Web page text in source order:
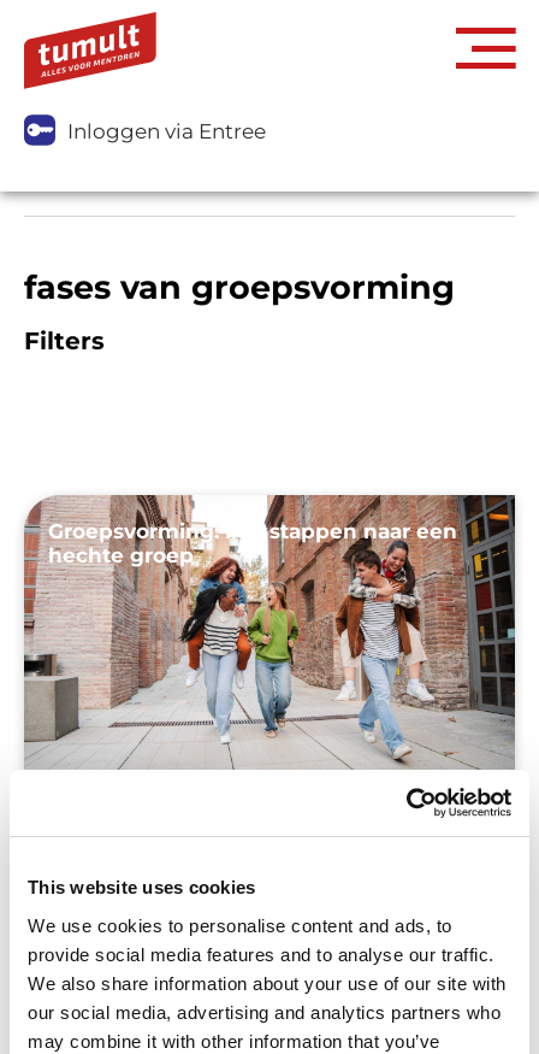
This website uses cookies
We use cookies to personalise content and ads, to
provide social media features and to analyse our traffic.
We also share information about your use of our site with
our social media, advertising and analytics partners who
may combine it with other information that you’ve
Inloggen via Entree
fases van groepsvorming
Filters
Groepsvorming: in 5 stappen naar een
hechte groep
groep wordt én blijft? In deze blog leggen we uit
hoe je in vijf stappen, van forming naar
adjourning, tot een hechte groep komt.